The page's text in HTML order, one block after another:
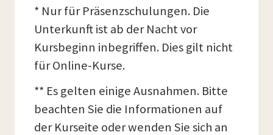
* Nur für Präsenzschulungen. Die
Unterkunft ist ab der Nacht vor
Kursbeginn inbegriffen. Dies gilt nicht
für Online-Kurse.
** Es gelten einige Ausnahmen. Bitte
beachten Sie die Informationen auf
der Kurseite oder wenden Sie sich an